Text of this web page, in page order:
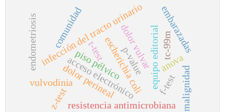
equipo editorial
acceso electrónico
infección del tracto urinario
comunidad
escherichia coli
resistencia antimicrobiana
dolor perineal
vulvodinia
dolor vulvar
piso pélvicop-value
z-test
t-test anova
f-test
endometriosis embarazadas
malignidad
tc-99m